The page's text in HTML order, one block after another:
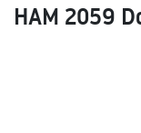
HAM 2059